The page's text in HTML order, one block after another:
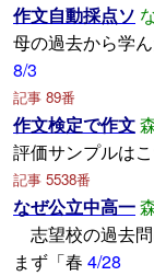
作文自動採点ソ
母の過去から
8/3
記事 89番
作文検定で作文
評価サンプルはこ
記事 5538番
なぜ公立中高一
志望校の過去問
まず「春 4/28